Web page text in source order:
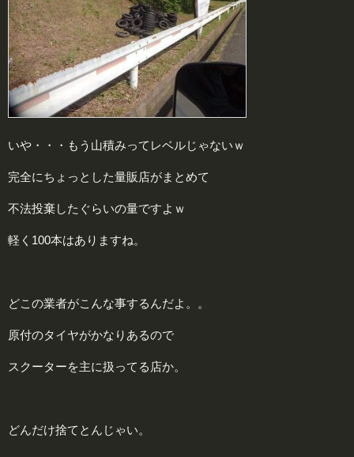
いや・・・もう山積みってレベルじゃないｗ
完全にちょっとした量販店がまとめて
不法投棄したぐらいの量ですよｗ
軽く100本はありますね。
どこの業者がこんな事するんだよ。。
原付のタイヤがかなりあるので
スクーターを主に扱ってる店か。
どんだけ捨てとんじゃい。